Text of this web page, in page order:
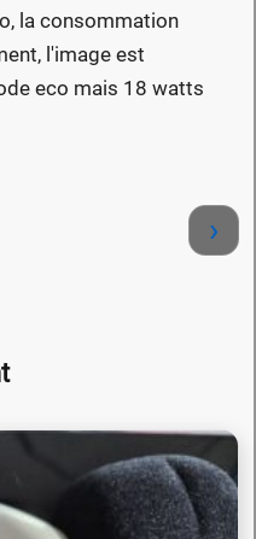
la consommation
l'image est
eco mais 18 watts
›